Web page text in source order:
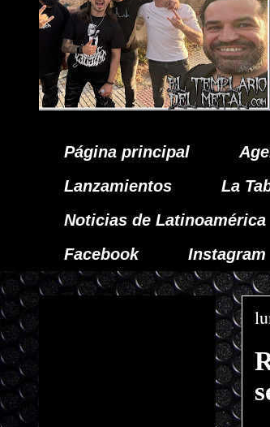
Página principal
Lanzamientos
La
Noticias de Latinoamérica
Facebook
Instagram